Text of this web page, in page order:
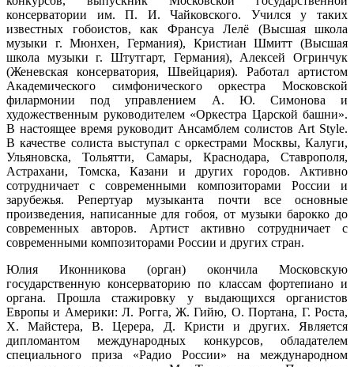
консерватории им. П. И. Чайковского. Учился у таких
известных гобоистов, как Франсуа Лелё (Высшая школа
музыки г. Мюнхен, Германия), Кристиан Шмитт (Высшая
школа музыки г. Штутгарт, Германия), Алексей Огринчук
(Женевская консерватория, Швейцария). Работал артистом
Академического симфонического оркестра Московской
филармонии под управлением А. Ю. Симонова и
художественным руководителем «Оркестра Царской башни».
В настоящее время руководит Ансамблем солистов Art Style.
В качестве солиста выступал с оркестрами Москвы, Калуги,
Ульяновска, Тольятти, Самары, Краснодара, Ставрополя,
Астрахани, Томска, Казани и других городов. Активно
сотрудничает с современными композиторами России и
зарубежья. Репертуар музыканта почти все основные
произведения, написанные для гобоя, от музыки барокко до
современных авторов. Артист активно сотрудничает с
современными композиторами России и других стран.
Юлия Иконникова (орган) окончила Московскую
государственную консерваторию по классам фортепиано и
органа. Прошла стажировку у выдающихся органистов
Европы и Америки: Л. Рогга, Ж. Гийю, О. Портана, Г. Роста,
Х. Майстера, В. Церера, Д. Кристи и других. Является
дипломантом международных конкурсов, обладателем
специального приза «Радио России» на международном